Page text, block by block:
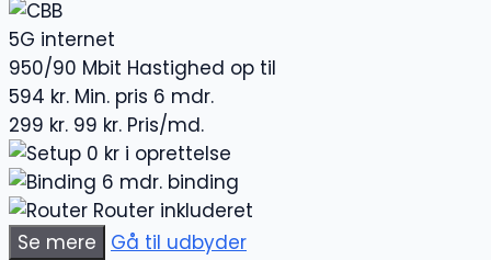
5G internet
950/90 Mbit Hastighed op til
594 kr. Min. pris 6 mdr.
299 kr. 99 kr. Pris/md.
0 kr i oprettelse
6 mdr. binding
Router inkluderet
Se mere
Gå til udbyder